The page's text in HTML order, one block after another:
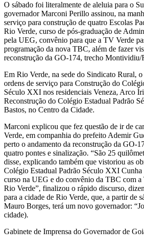
O sábado foi literalmente de aleluia para o
governador Marconi Perillo assinou, na
serviço para construção de quatro Escolas
Rio Verde, curso de pós-graduação de
pela UEG, convênio para que a TV Verde
programação da nova TBC, além de fazer
reconstrução da GO-174, trecho Montividiu/
Em Rio Verde, na sede do Sindicato Rural,
ordens de serviço para Construção do
Século XXI nos residenciais Veneza, Arco
Reconstrução do Colégio Estadual Padrão
Bastos, no Centro da Cidade.
Marconi explicou que fez questão de ir de
Verde, em companhia do prefeito Ademir
perto o andamento da reconstrução da GO-
quatro pontes e sinalização. “São 25
disse, explicando também que vistoriou as
Colégio Estadual Padrão Século XXI Cunha
curso na UEG e do convênio da TBC com
Rio Verde”, finalizou o rápido discurso,
para a cidade de Rio Verde, que, a partir de
Mauro Borges, terá um novo governador:
cidade).
Gabinete de Imprensa do Governador de